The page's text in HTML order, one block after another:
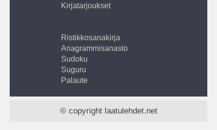
Kirjatarjoukset
Ristikkosanakirja
Anagrammisanasto
Sudoku
Suguru
Palaute
© copyright laatulehdet.net